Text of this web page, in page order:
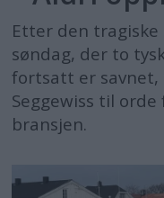
Etter den tragiske
søndag, der to
fortsatt er
Seggewiss til
bransjen.